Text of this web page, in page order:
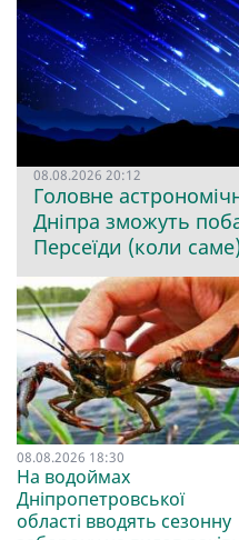
08.08.2026 20:12
Головне
Дніпра зможуть
Персеїди (коли
08.08.2026 18:30
На водоймах
Дніпропетровської
області вводять сезонну